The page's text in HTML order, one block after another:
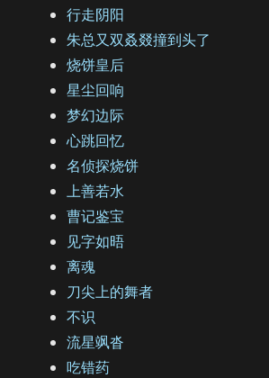
行走阴阳
朱总又双叒叕撞到头了
烧饼皇后
星尘回响
梦幻边际
心跳回忆
名侦探烧饼
上善若水
曹记鉴宝
见字如晤
离魂
刀尖上的舞者
不识
流星飒沓
吃错药